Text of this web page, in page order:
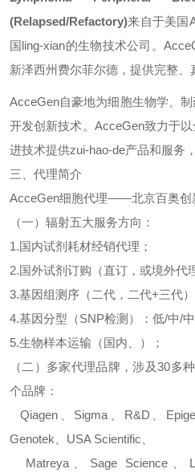
(Relapsed/Refactory)来自于美国
国ling-xian的生物技术公司。
新泽西州费尔菲尔德，提供完整、
AcceGen自豪地为细胞生物学、
开发创新技术。 AcceGen致力于
进技术提供zui-hao-de产品和服务
三、代理简介
AcceGen细胞代理——北京百奥创
（一）辐射五大服务方向：
1.国内试剂耗材经销代理；
2.国外试剂订购（直订，或境外代
3.基因组测序（二代，二代+三代）
4.基因分型（SNP检测）：低/中/中
5.生物样本运输（国内、）；
（二）多家代理品牌，涉及30多
个品牌：
Qiagen
Sigma R&D
Genotek
USA Scientific
Matreya、 Sage Science